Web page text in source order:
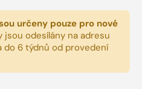
určeny pouze pro nové
jsou odesílány na adresu
do 6 týdnů od provedení